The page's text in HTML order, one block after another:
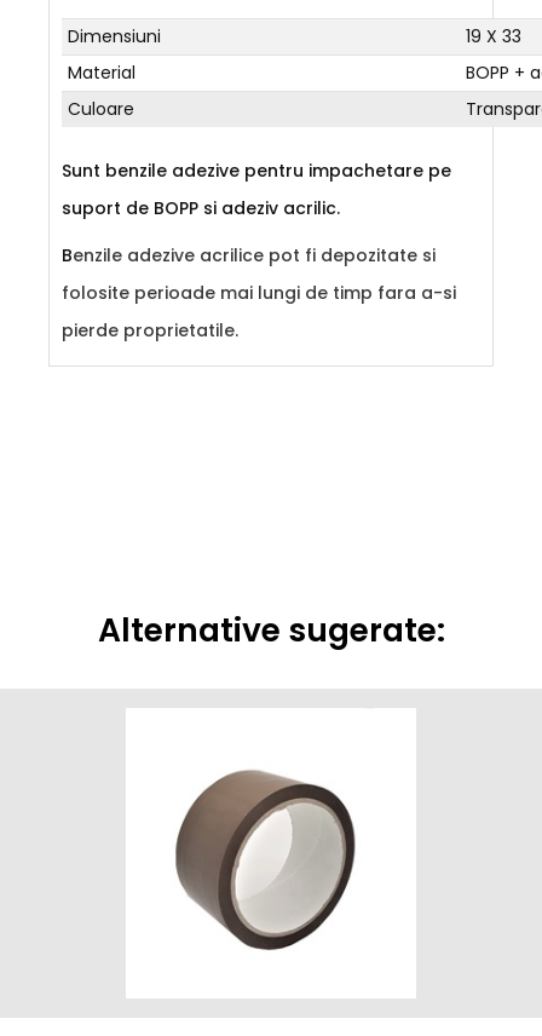
Dimensiuni
19 X 33
Material
BOPP +
Culoare
Sunt benzile adezive pentru impachetare pe
suport de BOPP si adeziv acrilic.
Benzile adezive acrilice pot fi depozitate si
folosite perioade mai lungi de timp fara a-si
pierde proprietatile.
Alternative sugerate: